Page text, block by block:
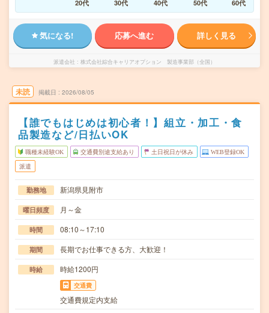
20代
30代 40代 50代 60代
気になる! 応募へ進む 詳しく見る
派遣会社 株式会社綜合キャリアオプション 製造事業部（全国）
未読 掲載日 2026/08/05
【誰でもはじめは初心者！】組立・加工・食
品製造など/日払いOK
職種未経験OK 交通費別途支給あり 土日祝日が休み WEB登録OK
派遣
勤務地 新潟県見附市
曜日頻度 月～金
時間 08:10～17:10
期間 長期でお仕事できる方、大歓迎！
時給 時給1200円
交通費
交通費規定内支給